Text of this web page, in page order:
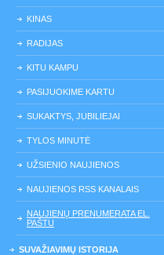
KINAS
RADIJAS
KITU KAMPU
PASIJUOKIME KARTU
SUKAKTYS, JUBILIEJAI
TYLOS MINUTĖ
UŽSIENIO NAUJIENOS
NAUJIENOS RSS KANALAIS
NAUJIENŲ PRENUMERATA EL.
PAŠTU
SUVAŽIAVIMŲ ISTORIJA